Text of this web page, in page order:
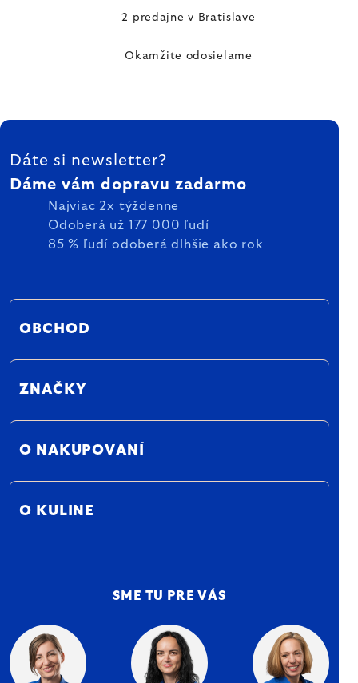
2 predajne v Bratislave
Okamžite odosielame
ZÁPÄTIE
Dáte si newsletter?
Dáme vám dopravu zadarmo
Najviac 2x týždenne
Odoberá už 177 000 ľudí
85 % ľudí odoberá dlhšie ako rok
OBCHOD
ZNAČKY
O NAKUPOVANÍ
O KULINE
SME TU PRE VÁS